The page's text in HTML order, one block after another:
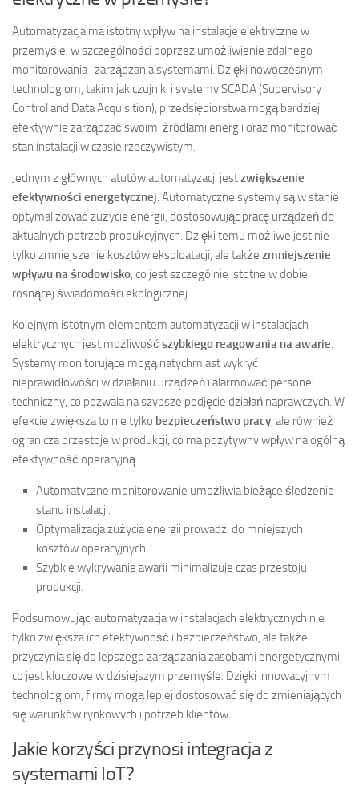
Automatyzacja ma istotny wpływ na instalacje elektryczne w
przemyśle, w szczególności poprzez umożliwienie zdalnego
monitorowania i zarządzania systemami. Dzięki nowoczesnym
technologiom, takim jak czujniki i systemy SCADA (Supervisory
Control and Data Acquisition), przedsiębiorstwa mogą bardziej
efektywnie zarządzać swoimi źródłami energii oraz monitorować
stan instalacji w czasie rzeczywistym.
Jednym z głównych atutów automatyzacji jestzwiększenie
efektywności energetycznej. Automatyczne systemy są w stanie
optymalizować zużycie energii, dostosowując pracę urządzeń do
aktualnych potrzeb produkcyjnych. Dzięki temu możliwe jest nie
tylko zmniejszenie kosztów eksploatacji, ale także zmniejszenie
wpływu na środowisko, co jest szczególnie istotne w dobie
rosnącej świadomości ekologicznej.
Kolejnym istotnym elementem automatyzacji w instalacjach
elektrycznych jest możliwość szybkiego reagowania na awarie.
Systemy monitorujące mogą natychmiast wykryć
nieprawidłowości w działaniu urządzeń i alarmować personel
techniczny, co pozwala na szybsze podjęcie działań naprawczych. W
efekcie zwiększa to nie tylko bezpieczeństwo pracy, ale również
ogranicza przestoje w produkcji, co ma pozytywny wpływ na ogólną
efektywność operacyjną.
Automatyczne monitorowanie umożliwia bieżące śledzenie
stanu instalacji.
Optymalizacja zużycia energii prowadzi do mniejszych
kosztów operacyjnych.
Szybkie wykrywanie awarii minimalizuje czas przestoju
produkcji.
Podsumowując, automatyzacja w instalacjach elektrycznych nie
tylko zwiększa ich efektywność i bezpieczeństwo, ale także
przyczynia się do lepszego zarządzania zasobami energetycznymi,
co jest kluczowe w dzisiejszym przemyśle. Dzięki innowacyjnym
technologiom, firmy mogą lepiej dostosować się do zmieniających
się warunków rynkowych i potrzeb klientów.
Jakie korzyści przynosi integracja z
systemami IoT?